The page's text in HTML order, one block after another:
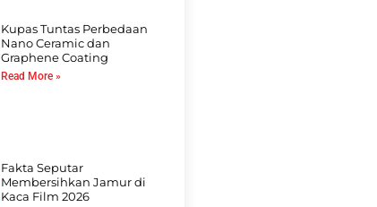
Kupas Tuntas Perbedaan
Nano Ceramic dan
Graphene Coating
Read More »
Fakta Seputar
Membersihkan Jamur di
Kaca Film 2026